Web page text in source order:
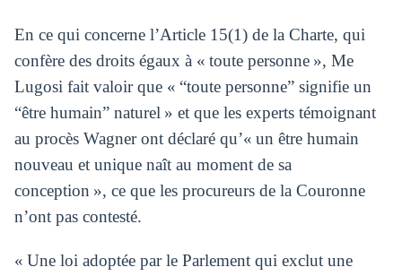
En ce qui concerne l’Article 15(1) de la Charte, qui
confère des droits égaux à « toute personne », Me
Lugosi fait valoir que « “toute personne” signifie un
“être humain” naturel » et que les experts témoignant
au procès Wagner ont déclaré qu’« un être humain
nouveau et unique naît au moment de sa
conception », ce que les procureurs de la Couronne
n’ont pas contesté.
« Une loi adoptée par le Parlement qui exclut une